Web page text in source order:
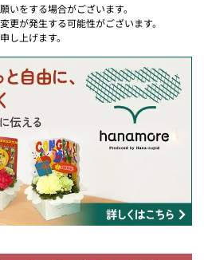
いをする場合がございます。
更が発生する可能性がございます。
し上げます。